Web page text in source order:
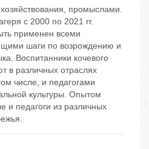
промыслами.
с 2000 по 2021 гг.
применен всеми
шаги по возрождению и
Воспитанники кочевого
в различных отраслях
числе, и педагогами
культуры. Опытом
и педагоги из различных